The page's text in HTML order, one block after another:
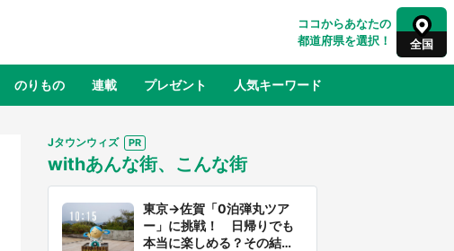
ココからあなたの
都道府県を選択！
全国
山形 福島
千葉 東京 神奈川
のりもの 連載 プレゼント 人気キーワード
ふるさと納税
Jタウンウィズ
withあんな街、こんな街
東京→佐賀「0泊弾丸ツア
ー」に挑戦！ 日帰りでも
本当に楽しめる？その結果